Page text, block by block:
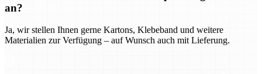
an?
Ja, wir stellen Ihnen gerne Kartons, Klebeband und weitere
Materialien zur Verfügung – auf Wunsch auch mit Lieferung.